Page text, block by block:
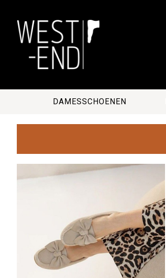
DAMESSCHOENEN